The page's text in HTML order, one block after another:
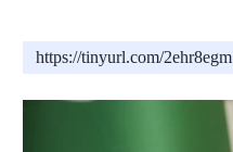
https://tinyurl.com/2ehr8egm